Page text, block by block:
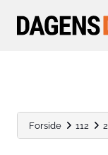
Forside 112